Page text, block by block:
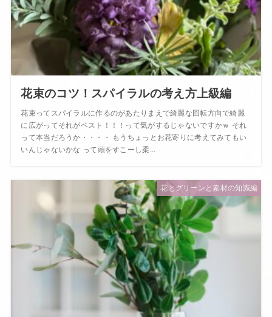
花束のコツ！スパイラルの考え方上級編
花束ってスパイラルに作るのがあたりまえで綺麗な回転方向で綺麗
に広がってそれがベスト！！！って気がするじゃないですかｗ それ
って本当だろうか・・・・ もうちょっとお花寄りに考えてみてもい
いんじゃないかな って頭をすこーし柔...
花とグリーンと素材の知識編